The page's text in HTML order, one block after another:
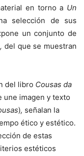
en torno a Un
selección de sus
un conjunto de
del que se muestran
del libro Cousas da
une imagen y texto
), señalan la
ético y estético.
de estas
estéticos